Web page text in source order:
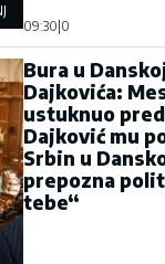
09:30 0
Bura u
Dajkovića:
ustuknuo
Dajković mu
Srbin u
prepozna
tebe“